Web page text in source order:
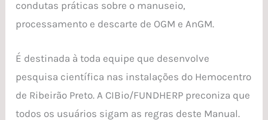
condutas práticas sobre o manuseio,
processamento e descarte de OGM e AnGM.
É destinada à toda equipe que desenvolve
pesquisa científica nas instalações do Hemocentro
de Ribeirão Preto. A CIBio/FUNDHERP preconiza que
todos os usuários sigam as regras deste Manual.